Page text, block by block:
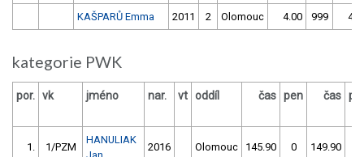
KAŠPARŮ Emma 2011 2 Olomouc 4.00 999
kategorie PWK
por. vk jméno nar. vt oddíl čas pen čas
1. 1/PZM
HANULIAK
2016 Olomouc 145.90 0 149.90